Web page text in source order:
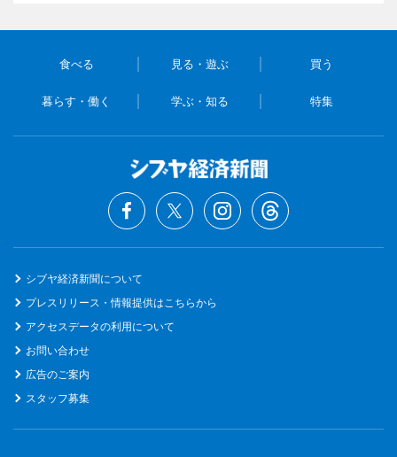
食べる 見る・遊ぶ 買う
暮らす・働く 学ぶ・知る 特集
シブヤ経済新聞について
プレスリリース・情報提供はこちらから
アクセスデータの利用について
お問い合わせ
広告のご案内
スタッフ募集